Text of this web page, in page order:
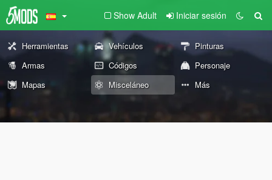
Show Adult Iniciar sesión
Herramientas Vehículos
Pinturas
Armas
Códigos
Personaje
Mapas
Misceláneo Más